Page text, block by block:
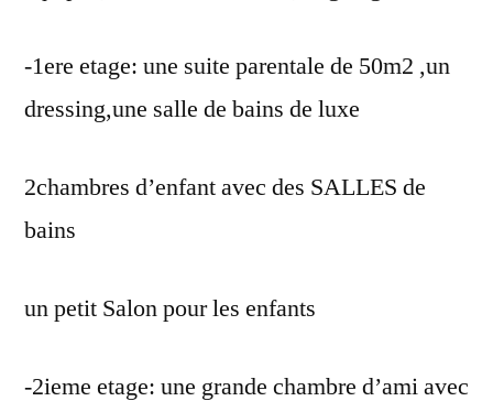
-1ere etage: une suite parentale de 50m2 ,un
dressing,une salle de bains de luxe
2chambres d’enfant avec des SALLES de
bains
un petit Salon pour les enfants
-2ieme etage: une grande chambre d’ami avec